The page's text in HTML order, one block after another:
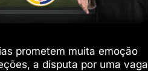
prometem muita emoção
a disputa por uma vaga